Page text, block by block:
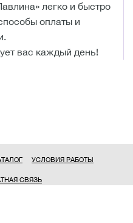
легко и быстро
оплаты и
вас каждый день!
УСЛОВИЯ РАБОТЫ
СВЯЗЬ